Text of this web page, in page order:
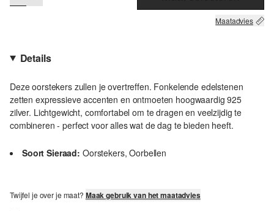
Maatadvies
Details
Deze oorstekers zullen je overtreffen. Fonkelende edelstenen
zetten expressieve accenten en ontmoeten hoogwaardig 925
zilver. Lichtgewicht, comfortabel om te dragen en veelzijdig te
combineren - perfect voor alles wat de dag te bieden heeft.
Soort Sieraad: Oorstekers, Oorbellen
Twijfel je over je maat? Maak gebruik van het maatadvies